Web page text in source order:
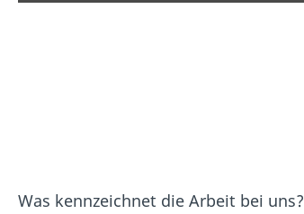
Was kennzeichnet die Arbeit bei uns?